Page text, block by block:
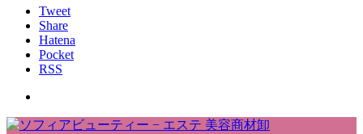
Tweet
Share
Hatena
Pocket
RSS